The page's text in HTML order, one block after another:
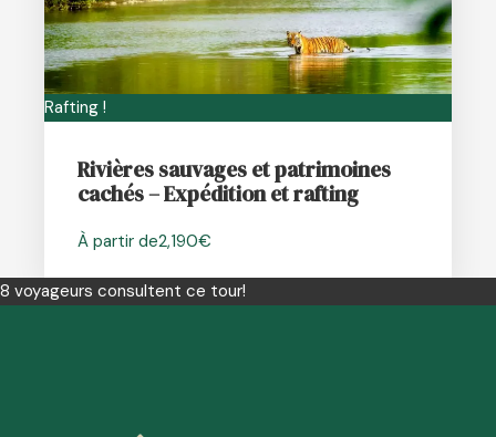
Rafting !
Rivières sauvages et patrimoines
cachés – Expédition et rafting
À partir de2,190€
8 voyageurs consultent ce tour!